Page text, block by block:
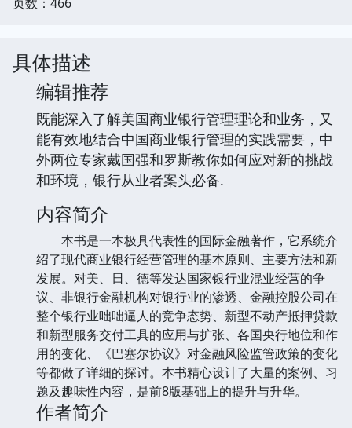
具体描述
编辑推荐
既能深入了解美国商业银行管理理论和业务，又
能有效地结合中国商业银行管理的实践需要，中
外两位专家戴国强和罗斯教你如何应对新的挑战
和环境，银行从业者案头必备.
内容简介
本书是一本极具代表性的国际金融著作，它系统介
绍了现代商业银行经营管理的基本原则、主要方法和新
发展。对美、日、德等发达国家银行业混业经营的争
议、非银行金融机构对银行业的渗透、金融控股公司在
整个银行业咄咄逼人的竞争态势、新型不动产抵押贷款
和新型服务交付工具的应用与扩张、各国央行地位和作
用的变化、《巴塞尔协议》对金融风险监管政策的变化
等都做了详细的探讨。本书精心设计了大量的案例、习
题及趣味性内容，是前8版基础上的提升与升华。
作者简介